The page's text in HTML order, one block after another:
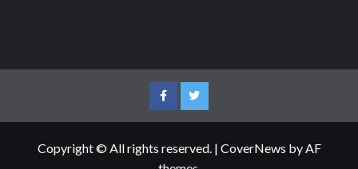
FacebookTwitter
Copyright © All rights reserved. | CoverNews by AF